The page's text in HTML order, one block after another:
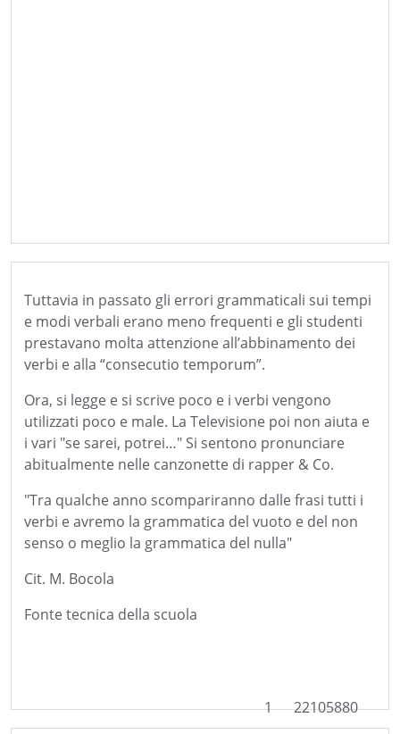
Tuttavia in passato gli errori grammaticali sui tempi
e modi verbali erano meno frequenti e gli studenti
prestavano molta attenzione all’abbinamento dei
verbi e alla “consecutio temporum”.
Ora, si legge e si scrive poco e i verbi vengono
utilizzati poco e male. La Televisione poi non aiuta e
i vari "se sarei, potrei…" Si sentono pronunciare
abitualmente nelle canzonette di rapper & Co.
"Tra qualche anno scompariranno dalle frasi tutti i
verbi e avremo la grammatica del vuoto e del non
senso o meglio la grammatica del nulla"
Cit. M. Bocola
Fonte tecnica della scuola
22105880
1